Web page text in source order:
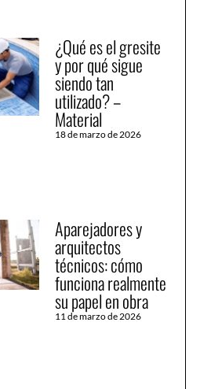
¿Qué es el gresite
y por qué sigue
siendo tan
utilizado? –
Material
18 de marzo de 2026
Aparejadores y
arquitectos
técnicos: cómo
funciona realmente
su papel en obra
11 de marzo de 2026